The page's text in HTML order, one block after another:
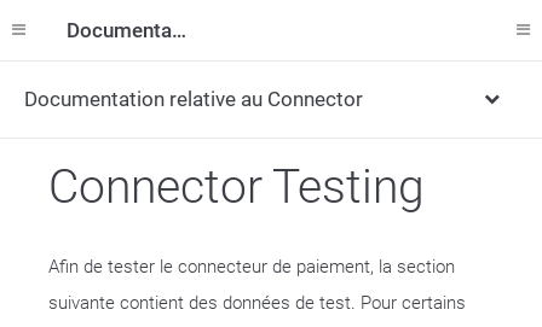
Documentation
Documentation relative au Connector
Connector Testing
Afin de tester le connecteur de paiement, la section
suivante contient des données de test. Pour certains